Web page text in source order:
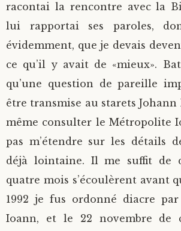
racontai la rencontre avec la
lui rapportai ses paroles,
évidemment, que je devais
ce qu’il y avait de «mieux».
qu’une question de pareille
être transmise au starets
même consulter le Métropolite
pas m’étendre sur les détails
déjà lointaine. Il me suffit de
quatre mois s’écoulèrent avant
1992 je fus ordonné diacre
Ioann, et le 22 novembre de